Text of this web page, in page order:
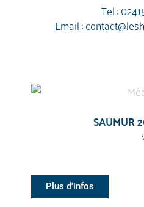
Tel :
Email :
SAUMUR
Plus d'infos